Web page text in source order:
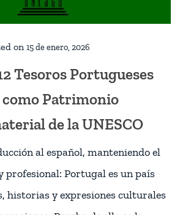
on 15 de enero, 2026
Tesoros Portugueses
como Patrimonio
de la UNESCO
al español, manteniendo el
Portugal es un país
historias y expresiones culturales